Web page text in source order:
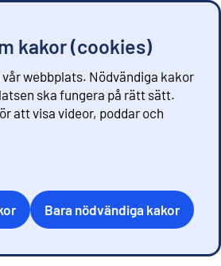
kakor (cookies)
webbplats. Nödvändiga kakor
ska fungera på rätt sätt.
att visa videor, poddar och
Bara nödvändiga kakor